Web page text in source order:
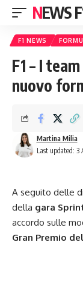
NEWS
F1 NEWS
F1 – I
nuovo
Last updated: 3
Martina Milia
A seguito delle
della gara
accordo sulle
Gran Premio